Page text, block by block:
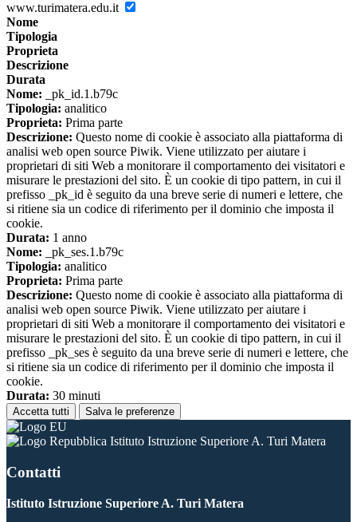
www.turimatera.edu.it
Nome
Tipologia
Proprieta
Descrizione
Durata
Nome: _pk_id.1.b79c
Tipologia: analitico
Proprieta: Prima parte
Descrizione: Questo nome di cookie è associato alla piattaforma di
analisi web open source Piwik. Viene utilizzato per aiutare i
proprietari di siti Web a monitorare il comportamento dei visitatori e
misurare le prestazioni del sito. È un cookie di tipo pattern, in cui il
prefisso _pk_id è seguito da una breve serie di numeri e lettere, che
si ritiene sia un codice di riferimento per il dominio che imposta il
cookie.
Durata: 1 anno
Nome: _pk_ses.1.b79c
Tipologia: analitico
Proprieta: Prima parte
Descrizione: Questo nome di cookie è associato alla piattaforma di
analisi web open source Piwik. Viene utilizzato per aiutare i
proprietari di siti Web a monitorare il comportamento dei visitatori e
misurare le prestazioni del sito. È un cookie di tipo pattern, in cui il
prefisso _pk_ses è seguito da una breve serie di numeri e lettere, che
si ritiene sia un codice di riferimento per il dominio che imposta il
cookie.
Durata: 30 minuti
Accetta tutti Salva le preferenze
Istituto Istruzione Superiore A. Turi Matera
Contatti
Istituto Istruzione Superiore A. Turi Matera